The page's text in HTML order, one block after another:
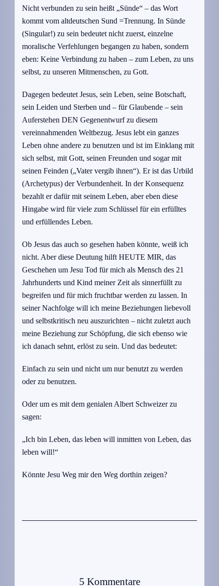
Nicht verbunden zu sein heißt „Sünde“ – das Wort
kommt vom altdeutschen Sund =Trennung. In Sünde
(Singular!) zu sein bedeutet nicht zuerst, einzelne
moralische Verfehlungen begangen zu haben, sondern
eben: Keine Verbindung zu haben – zum Leben, zu uns
selbst, zu unseren Mitmenschen, zu Gott.
Dagegen bedeutet Jesus, sein Leben, seine Botschaft,
sein Leiden und Sterben und – für Glaubende – sein
Auferstehen DEN Gegenentwurf zu diesem
vereinnahmenden Weltbezug. Jesus lebt ein ganzes
Leben ohne andere zu benutzen und ist im Einklang mit
sich selbst, mit Gott, seinen Freunden und sogar mit
seinen Feinden („Vater vergib ihnen“). Er ist das Urbild
(Archetypus) der Verbundenheit. In der Konsequenz
bezahlt er dafür mit seinem Leben, aber eben diese
Hingabe wird für viele zum Schlüssel für ein erfülltes
und erfüllendes Leben.
Ob Jesus das auch so gesehen haben könnte, weiß ich
nicht. Aber diese Deutung hilft HEUTE MIR, das
Geschehen um Jesu Tod für mich als Mensch des 21
Jahrhunderts und Kind meiner Zeit als sinnerfüllt zu
begreifen und für mich fruchtbar werden zu lassen. In
seiner Nachfolge will ich meine Beziehungen liebevoll
und selbstkritisch neu auszurichten – nicht zuletzt auch
meine Beziehung zur Schöpfung, die sich ebenso wie
ich danach sehnt, erlöst zu sein. Und das bedeutet:
Einfach zu sein und nicht um nur benutzt zu werden
oder zu benutzen.
Oder um es mit dem genialen Albert Schweizer zu
sagen:
„Ich bin Leben, das leben will inmitten von Leben, das
leben will!“
Könnte Jesu Weg mir den Weg dorthin zeigen?
5 Kommentare